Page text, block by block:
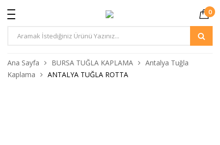
0
Ürün
Ana Sayfa BURSA TUĞLA KAPLAMA
Antalya Tuğla
Kaplama
ANTALYA TUĞLA ROTTA